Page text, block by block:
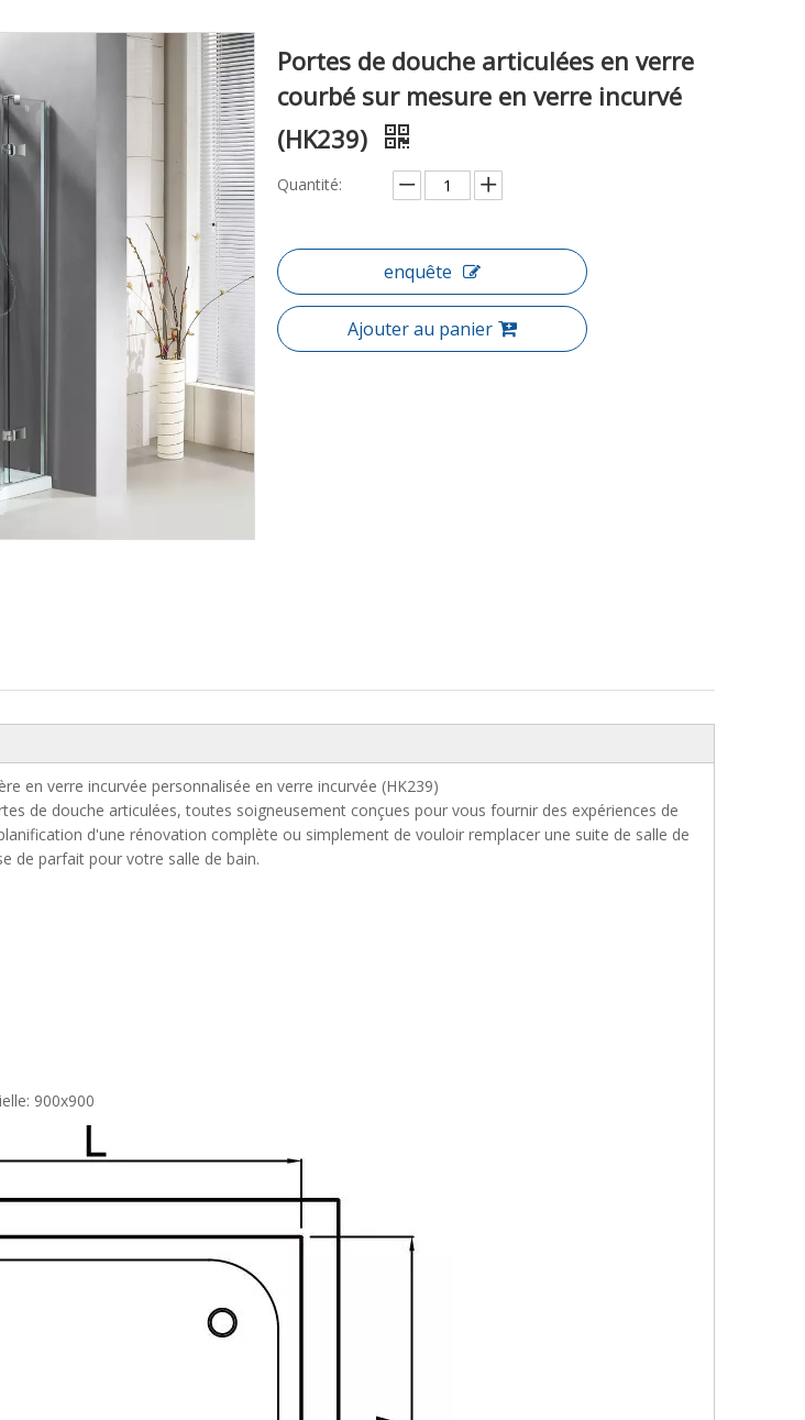
Portes de douche articulées en verre
courbé sur mesure en verre incurvé
(HK239)
Quantité:
enquête
Ajouter au panier
en verre incurvée personnalisée en verre incurvée (HK239)
de douche articulées, toutes soigneusement conçues pour vous fournir des expériences de
d'une rénovation complète ou simplement de vouloir remplacer une suite de salle de
de parfait pour votre salle de bain.
900x900